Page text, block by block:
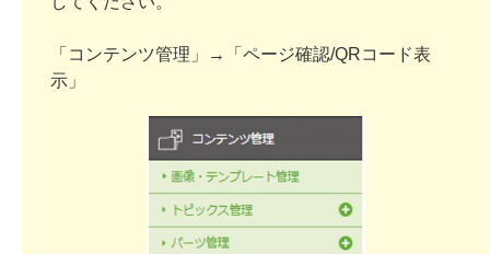
「コンテンツ管理」→「ページ確認/QRコード表
示」